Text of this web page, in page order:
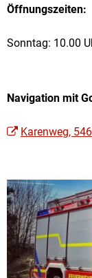
Öffnungszeiten:
Sonntag: 10.00
Navigation mit
Karenweg,